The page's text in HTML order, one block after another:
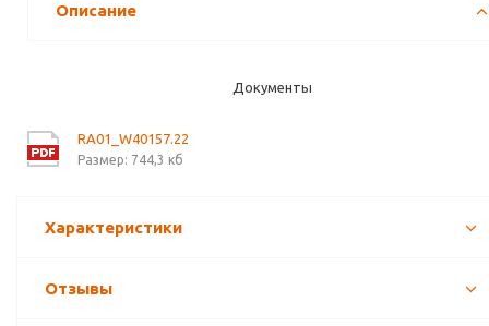
Описание
Документы
RA01_W40157.22
Размер: 744,3 кб
Характеристики
Отзывы